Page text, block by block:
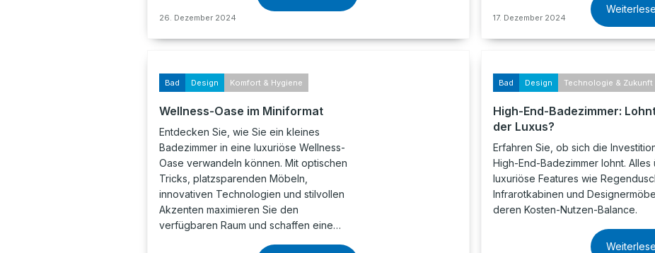
26. Dezember 2024 17. Dezember 2024
Bad Design Komfort & Hygiene
Wellness-Oase im Miniformat
Entdecken Sie, wie Sie ein kleines
Badezimmer in eine luxuriöse Wellness-
Oase verwandeln können. Mit optischen
Tricks, platzsparenden Möbeln,
innovativen Technologien und stilvollen
Akzenten maximieren Sie den
verfügbaren Raum und schaffen eine…
Bad Design Technologie & Zukunft
High-End-Badezimmer:
der Luxus?
Erfahren Sie, ob sich die
High-End-Badezimmer lohnt. Alles
luxuriöse Features wie
Infrarotkabinen und
deren Kosten-Nutzen-Balance.